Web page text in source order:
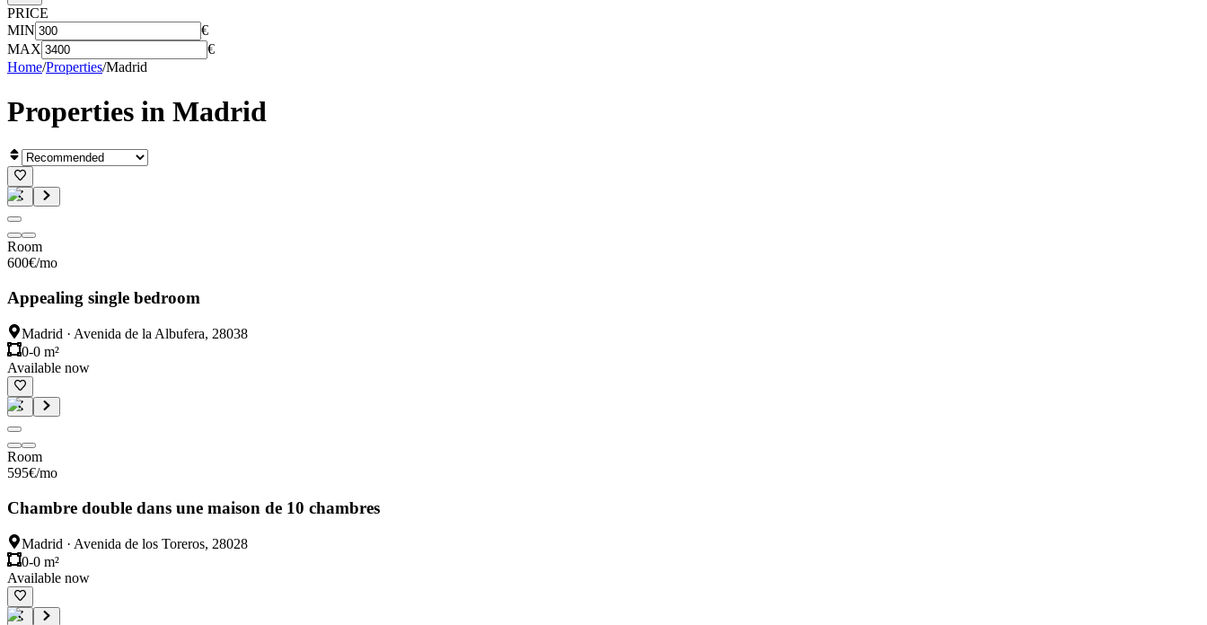
PRICE
MIN
€
MAX
€
Home/Properties/Madrid
Properties in Madrid
Room
600€/mo
Appealing single bedroom
Madrid · Avenida de la Albufera, 28038
0-0 m²
Available now
Room
595€/mo
Chambre double dans une maison de 10 chambres
Madrid · Avenida de los Toreros, 28028
0-0 m²
Available now